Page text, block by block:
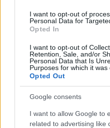
I want to opt-out of
Personal Data for
Opted In
I want to opt-out of
Retention, Sale, and/or
Personal Data that Is
Purposes for which it was
Opted Out
Google consents
I want to allow Google to
related to advertising like